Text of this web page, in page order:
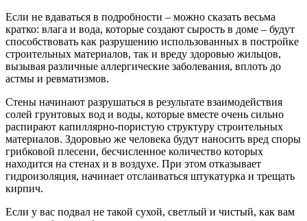
Если не вдаваться в подробности – можно сказать весьма
кратко: влага и вода, которые создают сырость в доме – будут
способствовать как разрушению использованных в постройке
строительных материалов, так и вреду здоровью жильцов,
вызывая различные аллергические заболевания, вплоть до
астмы и ревматизмов.
Стены начинают разрушаться в результате взаимодействия
солей грунтовых вод и воды, которые вместе очень сильно
распирают капиллярно-пористую структуру строительных
материалов. Здоровью же человека будут наносить вред споры
грибковой плесени, бесчисленное количество которых
находится на стенах и в воздухе. При этом отказывает
гидроизоляция, начинает отслаиваться штукатурка и трещать
кирпич.
Если у вас подвал не такой сухой, светлый и чистый, как вам